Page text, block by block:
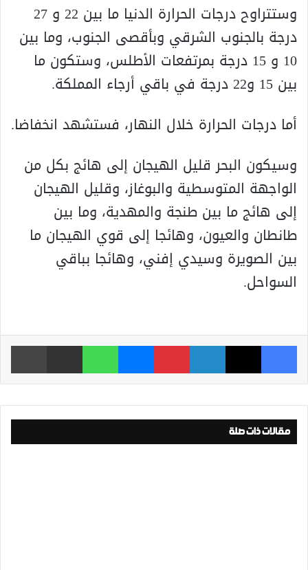
وستتراوح درجات الحرارة الدنيا ما بين 22 و 27
درجة بالجنوب الشرقي وبأقصى الجنوب، وما بين
10 و 15 درجة بمرتفعات الأطلس، وستكون ما
بين 15 و22 درجة في باقي أرجاء المملكة.
أما درجات الحرارة خلال النهار، فستشهد انخفاضا.
وسيكون البحر قليل الهيجان إلى هائج بكل من
الواجهة المتوسطية والبوغاز، وقليل الهيجان
إلى هائج ما بين طنجة والمهدية، وما بين
طانطان والعيون، وهائجا إلى قوي الهيجان ما
بين الصويرة وسيدي إفني، وهائجا بباقي
السواحل.
فيسبوك ‫X لينكدإن بينتيريست ماسنجر واتساب مشاركة عبر البريد
مقالات ذات صلة